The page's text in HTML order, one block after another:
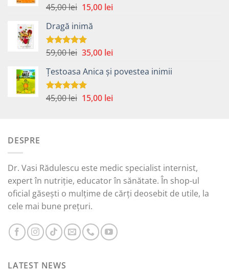
Evaluat la
45,00lei Prețul
a
fost:
45,00 lei.
15,00 leiPrețul
Dragă inimă
Evaluat la
59,00lei Prețul
a
fost:
59,00 lei.
35,00 leiPrețul
este:
Țestoasa Anica și povestea inimii
Evaluat la
45,00lei Prețul
15,00 leiPrețul
DESPRE
Dr. Vasi Rădulescu este medic specialist internist,
expert în nutriție, educator în sănătate. În shop-ul
oficial găsești o mulțime de cărți deosebit de utile, la
cele mai bune prețuri.
LATEST NEWS